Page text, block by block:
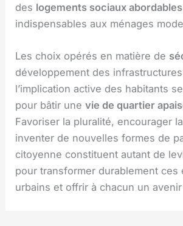
des logements sociaux abordables
indispensables aux ménages
Les choix opérés en matière de
développement des
l’implication active des habitants
pour bâtir unevie de quartier
Favoriser la pluralité, encourager
inventer de nouvelles formes de
citoyenne constituent autant de
pour transformer durablement ces
urbains et offrir à chacun un